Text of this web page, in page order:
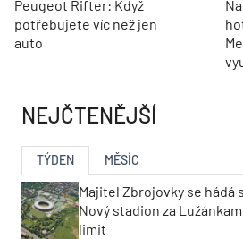
Peugeot Rifter: Když
potřebujete víc než jen
auto
NEJČTENĚJŠÍ
TÝDEN MĚSÍC
Majitel Zbrojovky se hádá
Nový stadion za
limit